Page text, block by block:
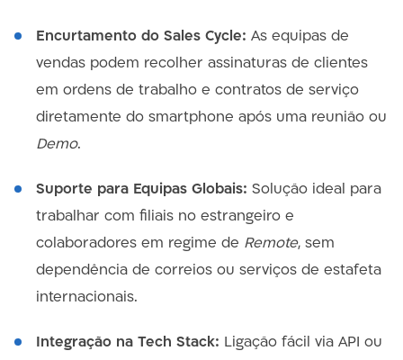
Encurtamento do Sales Cycle: As equipas de
vendas podem recolher assinaturas de clientes
em ordens de trabalho e contratos de serviço
diretamente do smartphone após uma reunião ou
Demo.
Suporte para Equipas Globais: Solução ideal para
trabalhar com filiais no estrangeiro e
colaboradores em regime de Remote, sem
dependência de correios ou serviços de estafeta
internacionais.
Integração na Tech Stack: Ligação fácil via API ou